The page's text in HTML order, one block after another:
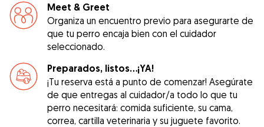
Meet & Greet
Organiza un encuentro previo para asegurarte de
que tu perro encaja bien con el cuidador
seleccionado.
Preparados, listos...¡YA!
¡Tu reserva está a punto de comenzar! Asegúrate
de que entregas al cuidador/a todo lo que tu
perro necesitará: comida suficiente, su cama,
correa, cartilla veterinaria y su juguete favorito.